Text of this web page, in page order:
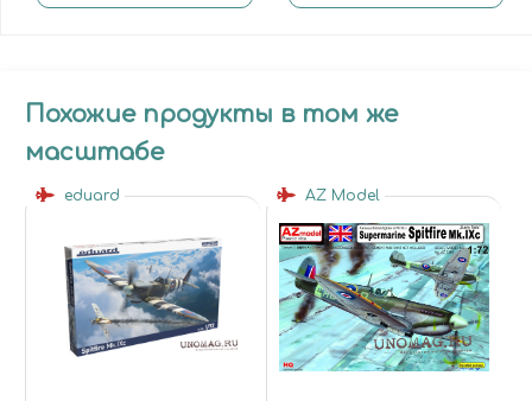
Похожие продукты в том же
масштабе
eduard AZ Model